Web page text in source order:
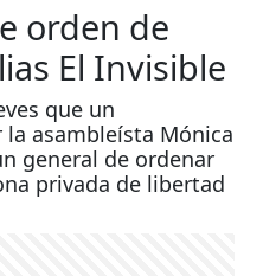
orden de
El Invisible
que un
asambleísta Mónica
general de ordenar
privada de libertad